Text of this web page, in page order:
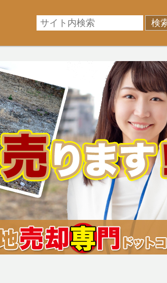
が相場に準じた売却金額、「買取」は短期ではあるが相
動産売却のお悩みを全国の専門家が解決致します！